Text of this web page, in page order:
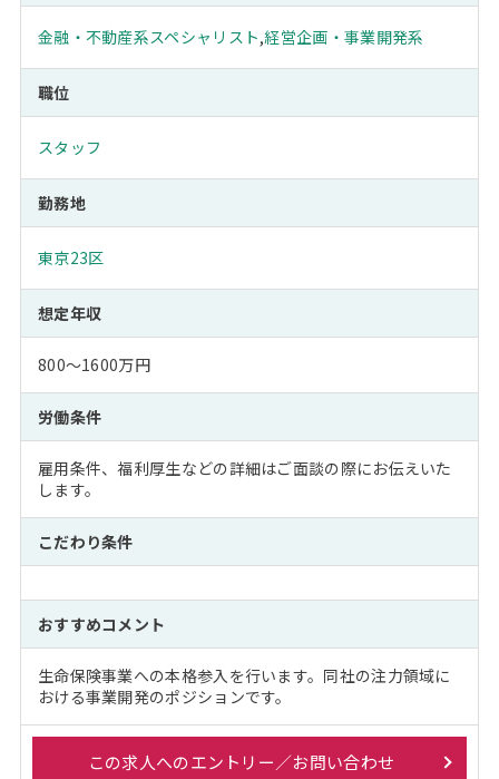
金融・不動産系スペシャリスト,経営企画・事業開発系
職位
スタッフ
勤務地
東京23区
想定年収
800～1600万円
労働条件
雇用条件、福利厚生などの詳細はご面談の際にお伝えいた
します。
こだわり条件
おすすめコメント
生命保険事業への本格参入を行います。同社の注力領域に
おける事業開発のポジションです。
この求人へのエントリー／お問い合わせ